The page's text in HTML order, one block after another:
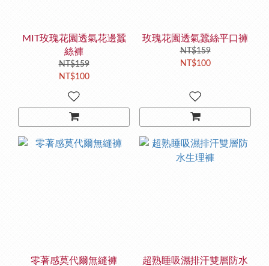
MIT玫瑰花園透氣花邊蠶
絲褲
NT$159
NT$100
玫瑰花園透氣蠶絲平口褲
NT$159
NT$100
零著感莫代爾無縫褲
超熟睡吸濕排汗雙層防水